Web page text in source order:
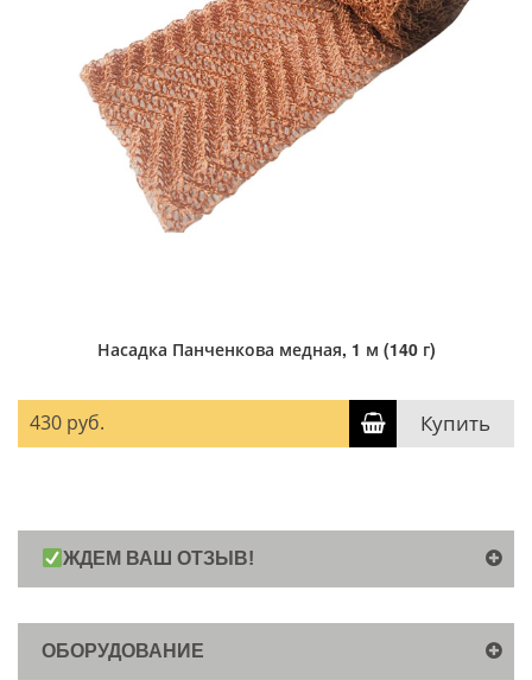
Насадка Панченкова медная, 1 м (140 г)
430 руб. Купить
ЖДЕМ ВАШ ОТЗЫВ!
ОБОРУДОВАНИЕ